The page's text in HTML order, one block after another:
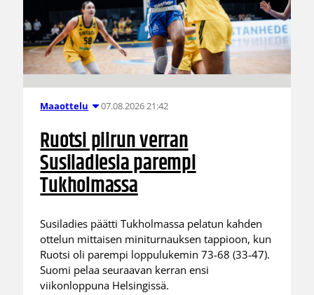
Maaottelu 07.08.2026 21:42
Ruotsi piirun verran
Susiladiesia parempi
Tukholmassa
Susiladies päätti Tukholmassa pelatun kahden
ottelun mittaisen miniturnauksen tappioon, kun
Ruotsi oli parempi loppulukemin 73-68 (33-47).
Suomi pelaa seuraavan kerran ensi
viikonloppuna Helsingissä.